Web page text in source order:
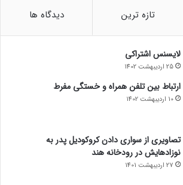
تازه ترین دیدگاه ها
لایسنس اشتراکی
25 اردیبهشت 1402
ارتباط بین تلفن همراه و خستگی مفرط
10 اردیبهشت 1402
تصاویری از سواری دادن کروکودیل پدر به
نوزادهایش در رودخانه هند
27 اردیبهشت 1401